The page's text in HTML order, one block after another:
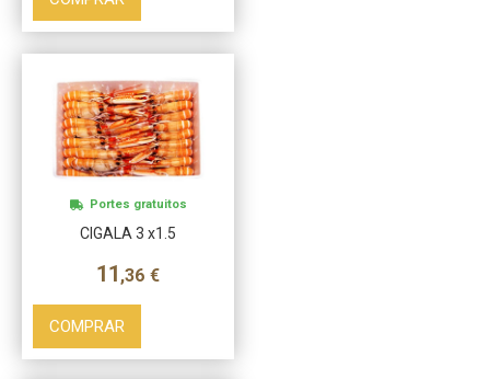
CIGALA 3 x1.5
11 ,36 €
Portes gratuitos
COMPRAR